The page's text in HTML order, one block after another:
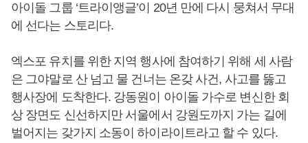
아이돌 그룹 ‘트라이앵글’이 20년 만에 다시 뭉쳐서 무대
에 선다는 스토리다.
엑스포 유치를 위한 지역 행사에 참여하기 위해 세 사람
은 그야말로 산 넘고 물 건너는 온갖 사건, 사고를 뚫고
행사장에 도착한다. 강동원이 아이돌 가수로 변신한 회
상 장면도 신선하지만 서울에서 강원도까지 가는 길에
벌어지는 갖가지 소동이 하이라이트라고 할 수 있다.